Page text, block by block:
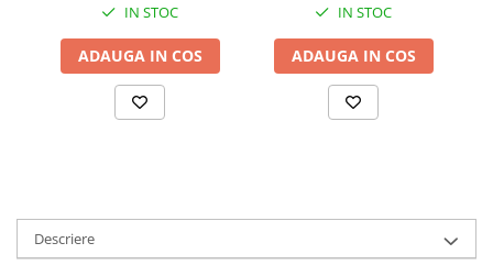
IN STOC
ADAUGA IN COS
IN STOC
ADAUGA IN COS
Descriere